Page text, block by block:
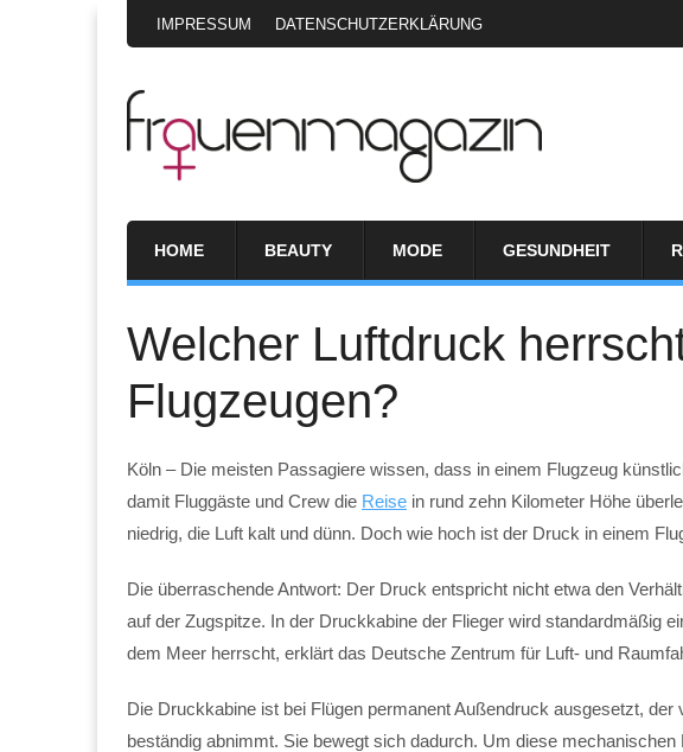
IMPRESSUM DATENSCHUTZERKLÄRUNG
HOME BEAUTY MODE GESUNDHEIT
Welcher Luftdruck
Flugzeugen?
Köln – Die meisten Passagiere wissen, dass in einem Flugzeug
damit Fluggäste und Crew die Reise in rund zehn Kilometer Höhe
niedrig, die Luft kalt und dünn. Doch wie hoch ist der Druck in einem
Die überraschende Antwort: Der Druck entspricht nicht etwa den
auf der Zugspitze. In der Druckkabine der Flieger wird standardmäßig
dem Meer herrscht, erklärt das Deutsche Zentrum für Luft- und
Die Druckkabine ist bei Flügen permanent Außendruck ausgesetzt,
beständig abnimmt. Sie bewegt sich dadurch. Um diese